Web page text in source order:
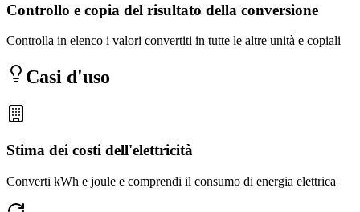
Controllo e copia del risultato della conversione
Controlla in elenco i valori convertiti in tutte le altre unità e copiali
Casi d'uso
Stima dei costi dell'elettricità
Converti kWh e joule e comprendi il consumo di energia elettrica